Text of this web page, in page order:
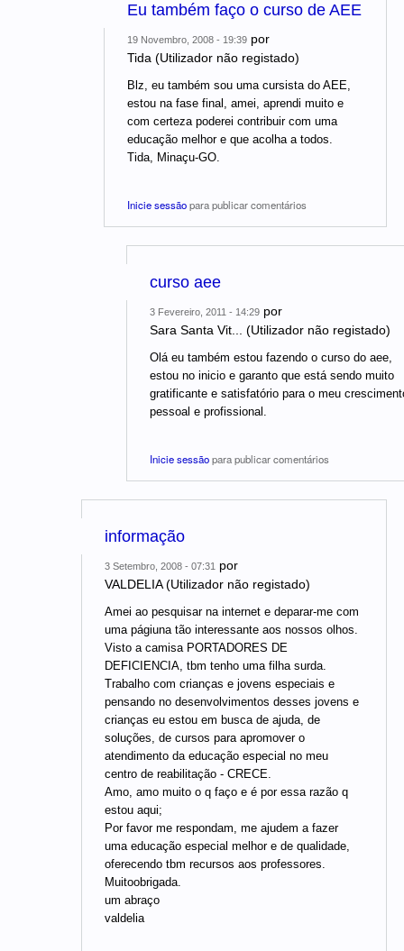
Eu também faço o curso de AEE
19 Novembro, 2008 - 19:39 por
Tida (Utilizador não registado)
Blz, eu também sou uma cursista do AEE,
estou na fase final, amei, aprendi muito e
com certeza poderei contribuir com uma
educação melhor e que acolha a todos.
Tida, Minaçu-GO.
Inicie sessãopara publicar comentários
curso aee
3 Fevereiro, 2011 - 14:29 por
Sara Santa Vit... (Utilizador não registado)
Olá eu também estou fazendo o curso do aee,
estou no inicio e garanto que está sendo muito
gratificante e satisfatório para o meu
pessoal e profissional.
Inicie sessãopara publicar comentários
informação
3 Setembro, 2008 - 07:31
por
VALDELIA (Utilizador não registado)
Amei ao pesquisar na internet e deparar-me com
uma págiuna tão interessante aos nossos olhos.
Visto a camisa PORTADORES DE
DEFICIENCIA, tbm tenho uma filha surda.
Trabalho com crianças e jovens especiais e
pensando no desenvolvimentos desses jovens e
crianças eu estou em busca de ajuda, de
soluções, de cursos para apromover o
atendimento da educação especial no meu
centro de reabilitação - CRECE.
Amo, amo muito o q faço e é por essa razão q
estou aqui;
Por favor me respondam, me ajudem a fazer
uma educação especial melhor e de qualidade,
oferecendo tbm recursos aos professores.
Muitoobrigada.
um abraço
valdelia